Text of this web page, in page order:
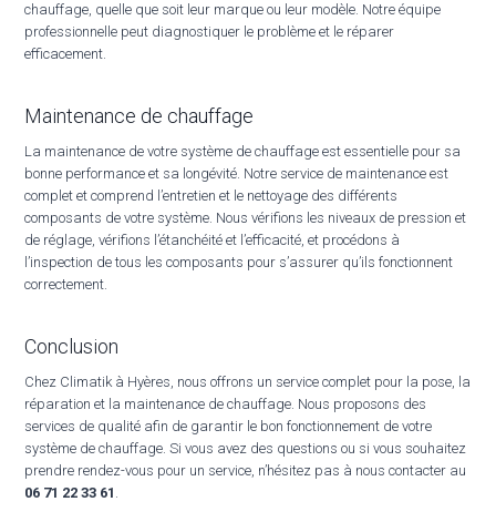
chauffage, quelle que soit leur marque ou leur modèle. Notre équipe
professionnelle peut diagnostiquer le problème et le réparer
efficacement.
Maintenance de chauffage
La maintenance de votre système de chauffage est essentielle pour sa
bonne performance et sa longévité. Notre service de maintenance est
complet et comprend l’entretien et le nettoyage des différents
composants de votre système. Nous vérifions les niveaux de pression et
de réglage, vérifions l’étanchéité et l’efficacité, et procédons à
l’inspection de tous les composants pour s’assurer qu’ils fonctionnent
correctement.
Conclusion
Chez Climatik à Hyères, nous offrons un service complet pour la pose, la
réparation et la maintenance de chauffage. Nous proposons des
services de qualité afin de garantir le bon fonctionnement de votre
système de chauffage. Si vous avez des questions ou si vous souhaitez
prendre rendez-vous pour un service, n’hésitez pas à nous contacter au
06 71 22 33 61 .